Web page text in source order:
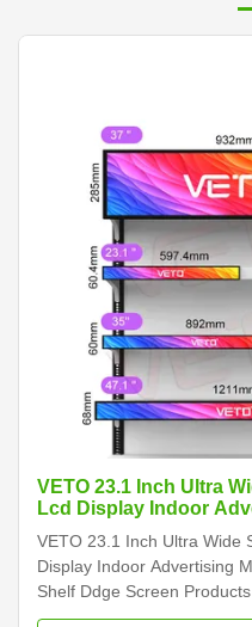
VETO 23.1 Inch Ultra
Lcd Display Indoor
VETO 23.1 Inch Ultra Wide
Display Indoor Advertising
Shelf Ddge Screen
type 23.1 inch LCD screen